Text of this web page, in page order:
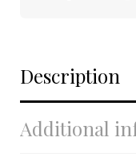
Description
Additional